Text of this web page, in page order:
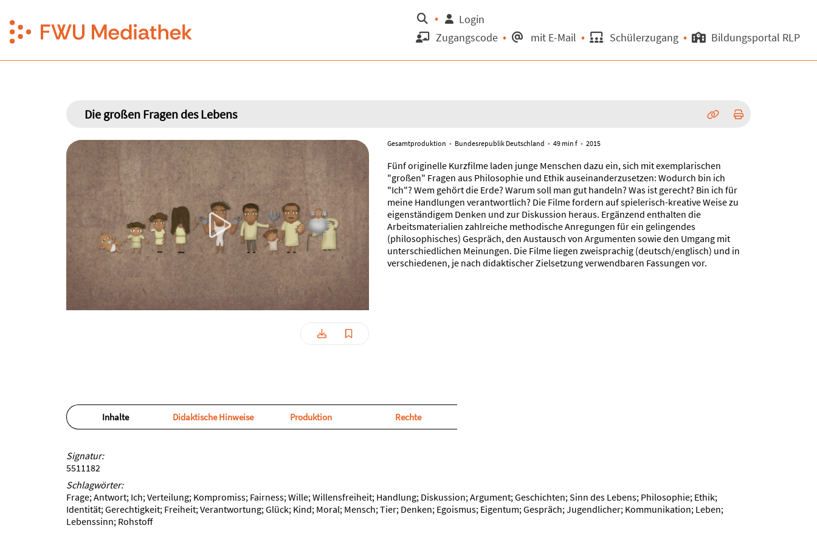
Suche Login
Zugangscode
mit E-Mail Schülerzugang Bildungsportal RLP
Die großen Fragen des Lebens
Gesamtproduktion Bundesrepublik Deutschland 49 min f 2015
Fünf originelle Kurzfilme laden junge Menschen dazu ein, sich mit exemplarischen
"großen" Fragen aus Philosophie und Ethik auseinanderzusetzen: Wodurch bin ich
"Ich"? Wem gehört die Erde? Warum soll man gut handeln? Was ist gerecht? Bin ich für
meine Handlungen verantwortlich? Die Filme fordern auf spielerisch-kreative Weise zu
eigenständigem Denken und zur Diskussion heraus. Ergänzend enthalten die
Arbeitsmaterialien zahlreiche methodische Anregungen für ein gelingendes
(philosophisches) Gespräch, den Austausch von Argumenten sowie den Umgang mit
unterschiedlichen Meinungen. Die Filme liegen zweisprachig (deutsch/englisch) und in
verschiedenen, je nach didaktischer Zielsetzung verwendbaren Fassungen vor.
Inhalte
Signatur:
5511182
Schlagwörter:
Frage; Antwort; Ich; Verteilung; Kompromiss; Fairness; Wille; Willensfreiheit; Handlung; Diskussion; Argument; Geschichten; Sinn des Lebens; Philosophie; Ethik;
Identität; Gerechtigkeit; Freiheit; Verantwortung; Glück; Kind; Moral; Mensch; Tier; Denken; Egoismus; Eigentum; Gespräch; Jugendlicher; Kommunikation; Leben;
Lebenssinn; Rohstoff
Didaktische Hinweise Produktion Rechte